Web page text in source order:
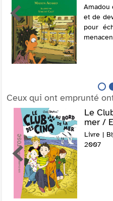
Amadou
et de
pour
Ceux qui ont emprunté
Le
mer /
Livre |
2007